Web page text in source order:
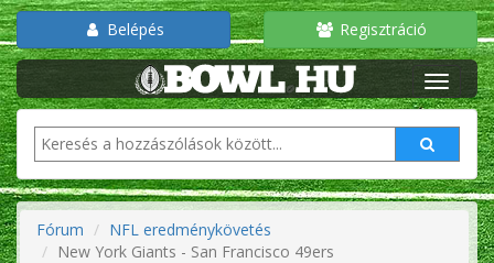
Belépés Regisztráció
Fórum
NFL eredménykövetés
New York Giants - San Francisco 49ers